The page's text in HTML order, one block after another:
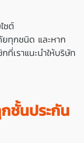
ซต์
ทุกชนิด และหาก
ที่เราแนะนำให้บริษัท
ชั้นประกัน